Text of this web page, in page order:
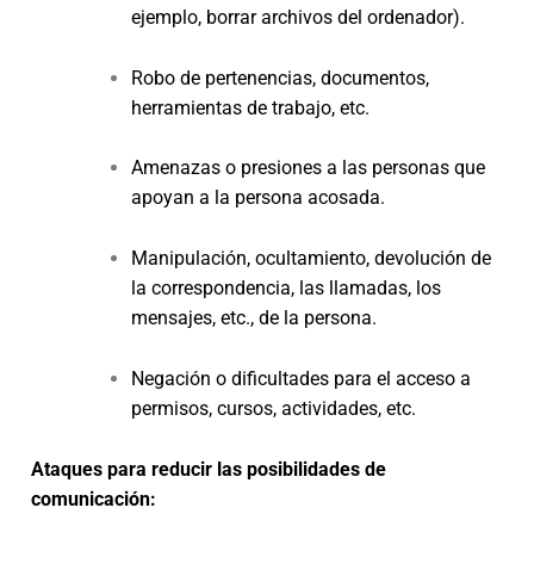
ejemplo, borrar archivos del ordenador).
Robo de pertenencias, documentos,
herramientas de trabajo, etc.
Amenazas o presiones a las personas que
apoyan a la persona acosada.
Manipulación, ocultamiento, devolución de
la correspondencia, las llamadas, los
mensajes, etc., de la persona.
Negación o dificultades para el acceso a
permisos, cursos, actividades, etc.
Ataques para reducir las posibilidades de
comunicación: